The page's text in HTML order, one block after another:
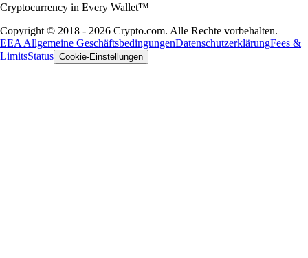
Cryptocurrency in Every Wallet™
Copyright © 2018 - 2026 Crypto.com. Alle Rechte vorbehalten.
EEA Allgemeine GeschäftsbedingungenDatenschutzerklärungFees &
LimitsStatus Cookie-Einstellungen